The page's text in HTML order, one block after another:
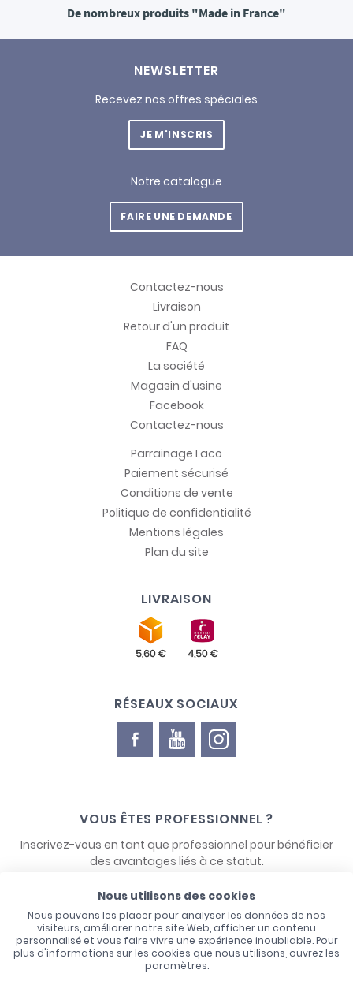
De nombreux produits "Made in France"
NEWSLETTER
Recevez nos offres spéciales
JE M'INSCRIS
Notre catalogue
FAIRE UNE DEMANDE
Contactez-nous
Livraison
Retour d'un produit
FAQ
La société
Magasin d'usine
Facebook
Contactez-nous
Parrainage Laco
Paiement sécurisé
Conditions de vente
Politique de confidentialité
Mentions légales
Plan du site
LIVRAISON
RÉSEAUX SOCIAUX
VOUS ÊTES PROFESSIONNEL ?
Inscrivez-vous en tant que professionnel pour bénéficier
des avantages liés à ce statut.
Nous utilisons des cookies
Nous pouvons les placer pour analyser les données de nos
visiteurs, améliorer notre site Web, afficher un contenu
personnalisé et vous faire vivre une expérience inoubliable. Pour
plus d'informations sur les cookies que nous utilisons, ouvrez les
paramètres.